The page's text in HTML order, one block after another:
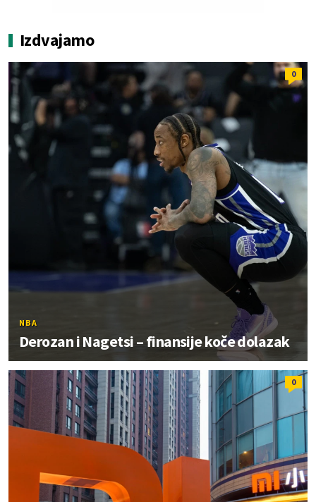
Izdvajamo
0
NBA
Derozan i Nagetsi – finansije koče dolazak
0